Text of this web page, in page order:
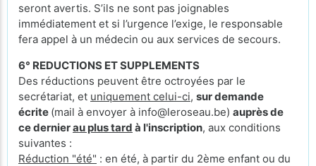
seront avertis. S’ils ne sont pas joignables
immédiatement et si l’urgence l’exige, le responsable
fera appel à un médecin ou aux services de secours.
6° REDUCTIONS ET SUPPLEMENTS
Des réductions peuvent être octroyées par le
secrétariat, et uniquement celui-ci, sur demande
écrite (mail à envoyer à info@leroseau.be) auprès de
ce dernierau plus tard à l'inscription, aux conditions
suivantes :
Réduction "été" : en été, à partir du 2ème enfant ou du